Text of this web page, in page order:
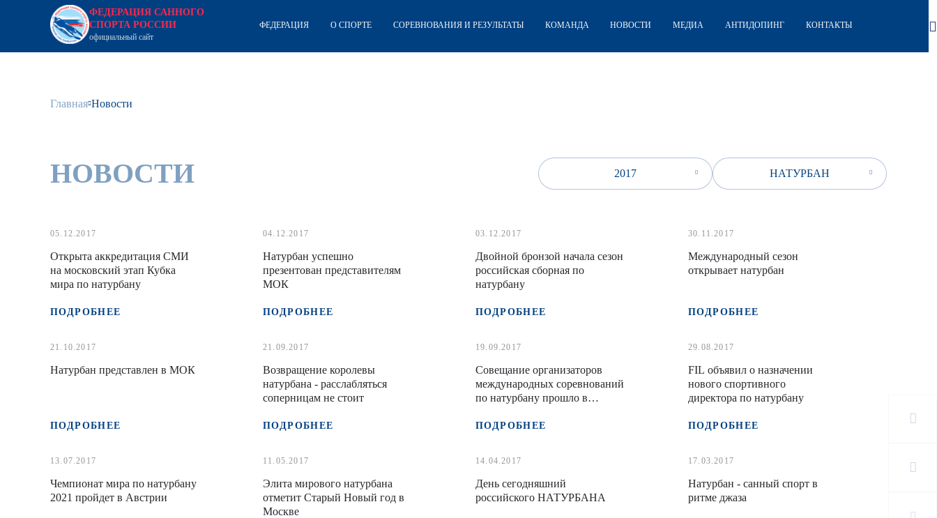
ФЕДЕРАЦИЯ САННОГО
СПОРТА РОССИИ
официальный сайт
ФЕДЕРАЦИЯ О СПОРТЕ СОРЕВНОВАНИЯ И РЕЗУЛЬТАТЫ КОМАНДА НОВОСТИ МЕДИА АНТИДОПИНГ КОНТАКТЫ
Главная Новости
НОВОСТИ 2017 НАТУРБАН
05.12.2017
Открыта аккредитация СМИ
на московский этап Кубка
мира по натурбану
ПОДРОБНЕЕ
04.12.2017
Натурбан успешно
презентован представителям
МОК
ПОДРОБНЕЕ
03.12.2017
Двойной бронзой начала сезон
российская сборная по
натурбану
ПОДРОБНЕЕ
30.11.2017
Международный сезон
открывает натурбан
ПОДРОБНЕЕ
21.10.2017
Натурбан представлен в МОК
ПОДРОБНЕЕ
21.09.2017
Возвращение королевы
натурбана - расслабляться
соперницам не стоит
ПОДРОБНЕЕ
19.09.2017
Совещание организаторов
международных соревнований
по натурбану прошло в
ПОДРОБНЕЕ
29.08.2017
FIL объявил о назначении
нового спортивного
директора по натурбану
ПОДРОБНЕЕ
13.07.2017
Чемпионат мира по натурбану
2021 пройдет в Австрии
11.05.2017
Элита мирового натурбана
отметит Старый Новый год в
Москве
14.04.2017
День сегодняшний
российского НАТУРБАНА
17.03.2017
Натурбан - санный спорт в
ритме джаза